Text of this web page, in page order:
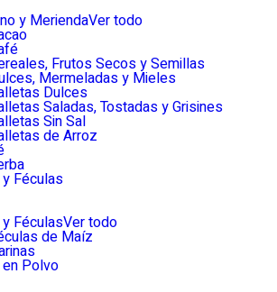
y MeriendaVer todo
Frutos Secos y Semillas
Mermeladas y Mieles
Dulces
Saladas, Tostadas y Grisines
Sin Sal
de Arroz
Féculas
FéculasVer todo
de Maíz
Polvo